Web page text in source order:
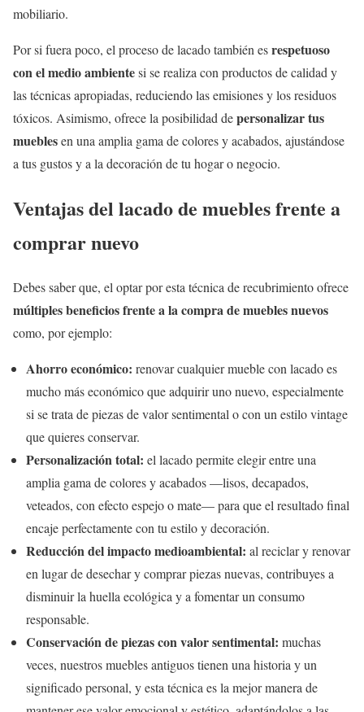
mobiliario.
Por si fuera poco, el proceso de lacado también esrespetuoso
con el medio ambientesi se realiza con productos de calidad y
las técnicas apropiadas, reduciendo las emisiones y los residuos
tóxicos. Asimismo, ofrece la posibilidad depersonalizar tus
mueblesen una amplia gama de colores y acabados, ajustándose
a tus gustos y a la decoración de tu hogar o negocio.
Ventajas del lacado de muebles frente a
comprar nuevo
Debes saber que, el optar por esta técnica de recubrimiento ofrece
múltiples beneficios frente a la compra de muebles nuevos
como, por ejemplo:
Ahorro económico: renovar cualquier mueble con lacado es
mucho más económico que adquirir uno nuevo, especialmente
si se trata de piezas de valor sentimental o con un estilo vintage
que quieres conservar.
Personalización total: el lacado permite elegir entre una
amplia gama de colores y acabados —lisos, decapados,
veteados, con efecto espejo o mate— para que el resultado final
encaje perfectamente con tu estilo y decoración.
Reducción del impacto medioambiental: al reciclar y renovar
en lugar de desechar y comprar piezas nuevas, contribuyes a
disminuir la huella ecológica y a fomentar un consumo
responsable.
Conservación de piezas con valor sentimental: muchas
veces, nuestros muebles antiguos tienen una historia y un
significado personal, y esta técnica es la mejor manera de